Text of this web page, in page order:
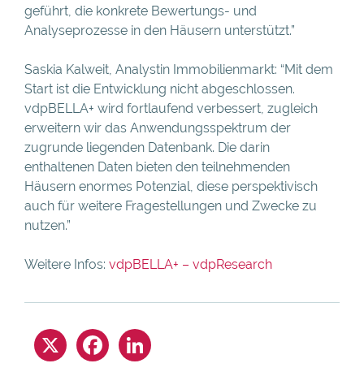
geführt, die konkrete Bewertungs- und
Analyseprozesse in den Häusern unterstützt.”
Saskia Kalweit, Analystin Immobilienmarkt: “Mit dem
Start ist die Entwicklung nicht abgeschlossen.
vdpBELLA+ wird fortlaufend verbessert, zugleich
erweitern wir das Anwendungsspektrum der
zugrunde liegenden Datenbank. Die darin
enthaltenen Daten bieten den teilnehmenden
Häusern enormes Potenzial, diese perspektivisch
auch für weitere Fragestellungen und Zwecke zu
nutzen.”
Weitere Infos: vdpBELLA+ – vdpResearch